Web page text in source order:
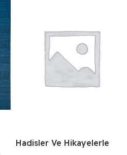
Hadisler Ve Hikayelerle